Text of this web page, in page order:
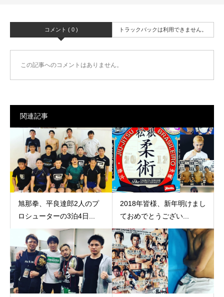
コメント ( 0 ) トラックバックは利用できません。
この記事へのコメントはありません。
関連記事
旭那拳、平良達郎2人のプ
ロシューターの3泊4日...
2018年皆様、新年明けまし
ておめでとうござい...